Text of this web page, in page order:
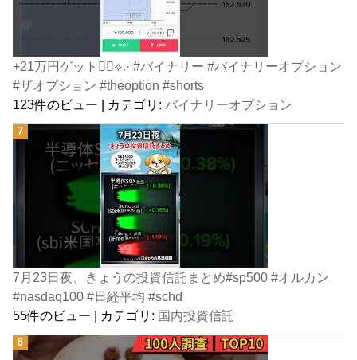
+21万円ゲット👍🏻⟡.· #バイナリー #バイナリーオプション
#ザオプション #theoption #shorts
123件のビュー | カテゴリ:バイナリーオプション
7月23日夜、きょうの投資信託まとめ#sp500 #オルカン
#nasdaq100 #日経平均 #schd
55件のビュー | カテゴリ: 国内投資信託